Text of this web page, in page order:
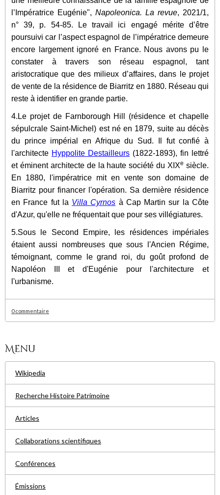
l’Impératrice Eugénie", Napoleonica. La revue, 2021/1,
n° 39, p. 54-85. Le travail ici engagé mérite d’être
poursuivi car l’aspect espagnol de l’impératrice demeure
encore largement ignoré en France. Nous avons pu le
constater à travers son réseau espagnol, tant
aristocratique que des milieux d’affaires, dans le projet
de vente de la résidence de Biarritz en 1880. Réseau qui
reste à identifier en grande partie.
4.Le projet de Farnborough Hill (résidence et chapelle
sépulcrale Saint-Michel) est né en 1879, suite au décès
du prince impérial en Afrique du Sud. Il fut confié à
l'architecte Hyppolite Destailleurs (1822-1893), fin lettré
et éminent architecte de la haute société du XIXe siècle.
En 1880, l'impératrice mit en vente son domaine de
Biarritz pour financer l'opération. Sa dernière résidence
en France fut la Villa Cyrnos à Cap Martin sur la Côte
d'Azur, qu'elle ne fréquentait que pour ses villégiatures.
5.Sous le Second Empire, les résidences impériales
étaient aussi nombreuses que sous l'Ancien Régime,
témoignant, comme le grand roi, du goût profond de
Napoléon III et d'Eugénie pour l'architecture et
l'urbanisme.
0 commentaire
Menu
Wikipedia
Recherche Histoire Patrimoine
Articles
Collaborations scientifiques
Conférences
Émissions